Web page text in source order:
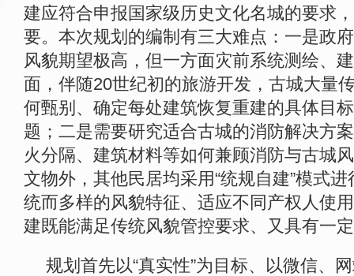
建应符合申报国家级历史文化名城的要求
要。本次规划的编制有三大难点：一是政
风貌期望极高，但一方面灾前系统测绘、
面，伴随20世纪初的旅游开发，古城大量
何甄别、确定每处建筑恢复重建的具体目
题；二是需要研究适合古城的消防解决方
火分隔、建筑材料等如何兼顾消防与古城
文物外，其他民居均采用“统规自建”模式
统而多样的风貌特征、适应不同产权人使
建既能满足传统风貌管控要求、又具有一
规划首先以“真实性”为目标、以微信、